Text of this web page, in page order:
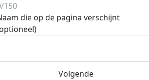
150
die op de pagina verschijnt
Volgende